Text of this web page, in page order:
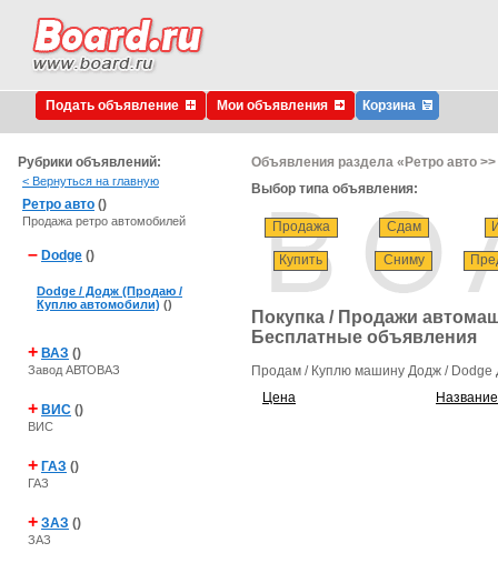
Подать объявление Мои объявления Корзина
Рубрики объявлений:
< Вернуться на главную
Ретро авто ()
Продажа ретро автомобилей
– Dodge ()
Dodge / Додж (Продаю /
Куплю автомобили) ()
+ ВАЗ ()
Завод АВТОВАЗ
+ ВИС ()
ВИС
+ ГАЗ ()
ГАЗ
+ ЗАЗ ()
ЗАЗ
Объявления раздела «Ретро авто
Выбор типа объявления:
Продажа Сдам
Купить Сниму
Покупка / Продажи
Бесплатные объявления
Продам / Куплю машину Додж / Dodge
Цена
Название